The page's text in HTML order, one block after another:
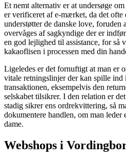
Et nemt alternativ er at undersøge
er verificeret af e-mærket, da det ofte
understøtter de danske love, foruden
overvåges af sagkyndige der er
en god lejlighed til assistance, for så
kakaoflisen i processen med din
Ligeledes er det fornuftigt at man er
vitale retningslinjer der kan spille ind
transaktionen, eksempelvis den
selskabet tilsikrer. I den relation er
stadig sikrer ens ordrekvittering, så
dokumentere handlen, om man
dame.
Webshops i